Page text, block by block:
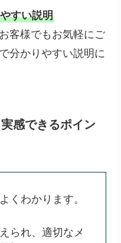
すい説明
客様でもお気軽にご
分かりやすい説明に
感できるポイン
くわかります。
られ、適切なメ